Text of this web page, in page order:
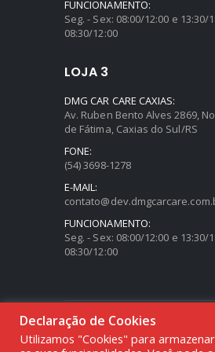
FUNCIONAMENTO:
Seg. - Sex: 08:00/12:00 e 13:30/
08:30/12:00
LOJA 3
DMG CAR CARE CAXIAS:
Av. Ruben Bento Alves 2869,
de Fátima, Caxias do Sul/RS
FONE:
(54) 3698-1278
E-MAIL:
FUNCIONAMENTO:
Seg. - Sex: 08:00/12:00 e 13:30/
08:30/12:00
© DMG PARTS COMÉRCIO DE
Declaração de Cookies
Utilizamos "Cookies" para